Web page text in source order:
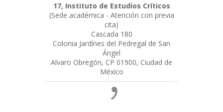
17, Instituto de Estudios Críticos
(Sede académica - Atención con previa
cita)
Cascada 180
Colonia Jardínes del Pedregal de San
Ángel
Alvaro Obregón, CP 01900, Ciudad de
México